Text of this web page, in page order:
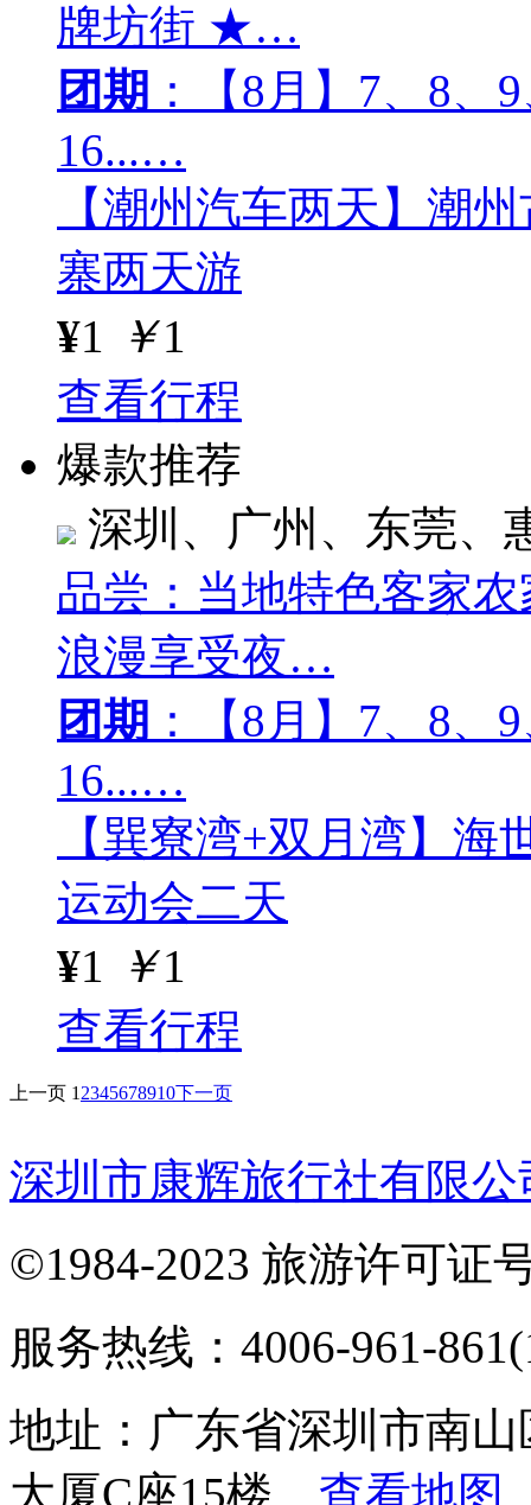
牌坊街 ★…
团期 ：【8月】7、8、
16...…
【潮州汽车两天】潮
寨两天游
¥1 ￥1
查看行程
爆款推荐
深圳、广州、东莞、
品尝：当地特色客家
浪漫享受夜…
团期 ：【8月】7、8、
16...…
【巽寮湾+双月湾】
运动会二天
¥1 ￥1
查看行程
上一页 1 2345678910下一页
深圳市康辉旅行社有限
©1984-2023 旅游许可证
服务热线：4006-961-
地址：广东省深圳市南
大厦C座15楼 查看地图